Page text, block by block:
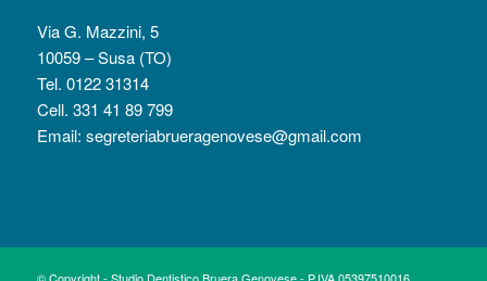
Via G. Mazzini, 5
10059 – Susa (TO)
Tel. 0122 31314
Cell. 331 41 89 799
Email: segreteriabrueragenovese@gmail.com